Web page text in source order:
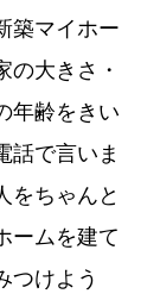
築マイホー
の大きさ・
年齢をきい
話で言いま
をちゃんと
ームを建て
つけよう